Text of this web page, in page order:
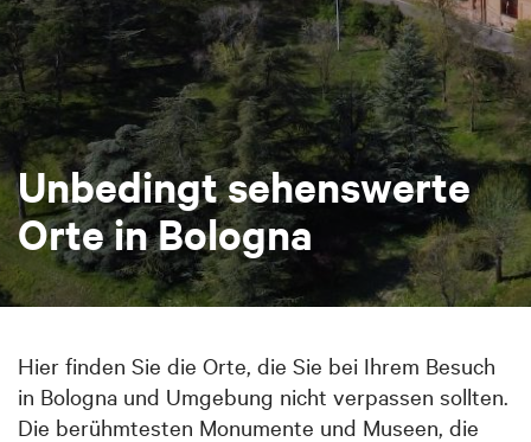
Unbedingt sehenswerte
Orte in Bologna
Hier finden Sie die Orte, die Sie bei Ihrem Besuch
in Bologna und Umgebung nicht verpassen sollten.
Die berühmtesten Monumente und Museen, die